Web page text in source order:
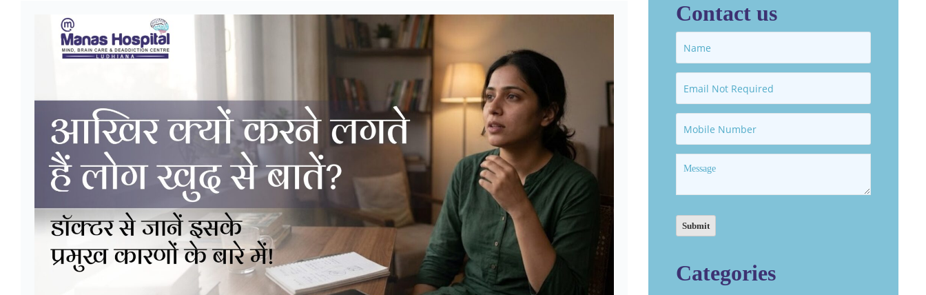
Contact us
Categories